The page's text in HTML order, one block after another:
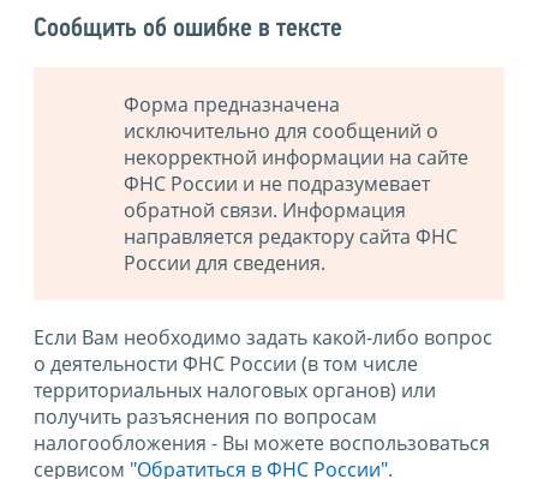
Сообщить об ошибке в тексте
Форма предназначена
исключительно для сообщений о
некорректной информации на сайте
ФНС России и не подразумевает
обратной связи. Информация
направляется редактору сайта ФНС
России для сведения.
Если Вам необходимо задать какой-либо вопрос
о деятельности ФНС России (в том числе
территориальных налоговых органов) или
получить разъяснения по вопросам
налогообложения - Вы можете воспользоваться
сервисом "Обратиться в ФНС России".